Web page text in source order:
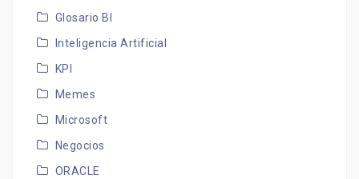
Glosario BI
Inteligencia Artificial
KPI
Memes
Microsoft
Negocios
ORACLE